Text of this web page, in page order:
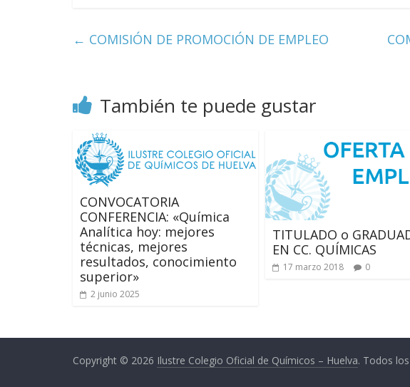
Página
Ilustre
Colegio
Oficial
de
Químicos
Huelva
← COMISIÓN DE PROMOCIÓN DE EMPLEO
También te puede gustar
CONVOCATORIA
CONFERENCIA: «Química
Analítica hoy: mejores
técnicas, mejores
resultados, conocimiento
superior»
2 junio 2025
TITULADO o
EN CC. QUÍMICAS
17 marzo 2018 0
Copyright © 2026 Ilustre Colegio Oficial de Químicos – Huelva. Todos